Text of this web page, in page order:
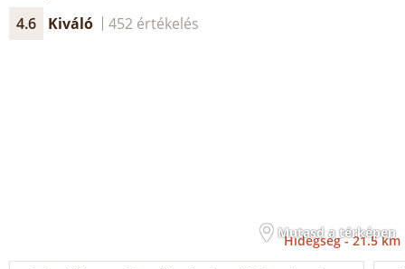
4.6 Kiváló 452 értékelés
Mutasd a térképen
Hidegség -21.5 km